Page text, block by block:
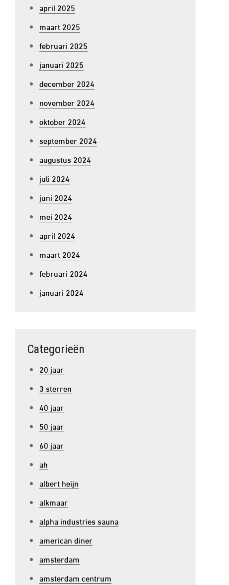
april 2025
maart 2025
februari 2025
januari 2025
december 2024
november 2024
oktober 2024
september 2024
augustus 2024
juli 2024
juni 2024
mei 2024
april 2024
maart 2024
februari 2024
januari 2024
Categorieën
20 jaar
3 sterren
40 jaar
50 jaar
60 jaar
ah
albert heijn
alkmaar
alpha industries sauna
american diner
amsterdam
amsterdam centrum